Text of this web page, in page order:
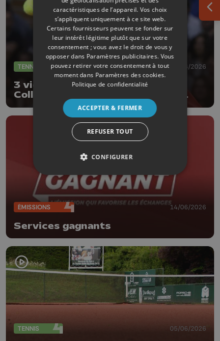
TENNIS 16/06/2026
3 victoires d'affilée pour Raphaël
Collignon, qui passe au 2è tour à
ÉMISSIONS 14/06/2026
Services gagnants
TENNIS 05/06/2026
caractéristiques de l’appareil. Vos choix
s’appliquent uniquement à ce site web.
Certains fournisseurs peuvent se fonder sur
leur intérêt légitime plutôt que sur votre
consentement ; vous avez le droit de vous y
opposer dans Paramètres publicitaires. Vous
pouvez retirer votre consentement à tout
moment dans Paramètres des cookies.
Politique de confidentialité
ACCEPTER & FERMER
REFUSER TOUT
CONFIGURER